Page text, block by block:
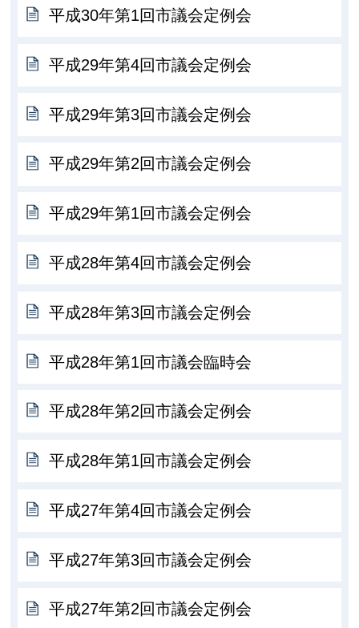
平成30年第1回市議会定例会
平成29年第4回市議会定例会
平成29年第3回市議会定例会
平成29年第2回市議会定例会
平成29年第1回市議会定例会
平成28年第4回市議会定例会
平成28年第3回市議会定例会
平成28年第1回市議会臨時会
平成28年第2回市議会定例会
平成28年第1回市議会定例会
平成27年第4回市議会定例会
平成27年第3回市議会定例会
平成27年第2回市議会定例会